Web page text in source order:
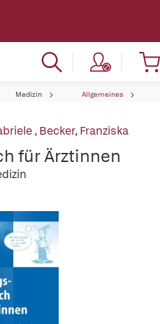
Medizin Allgemeines
,Becker, Franziska
für Ärztinnen